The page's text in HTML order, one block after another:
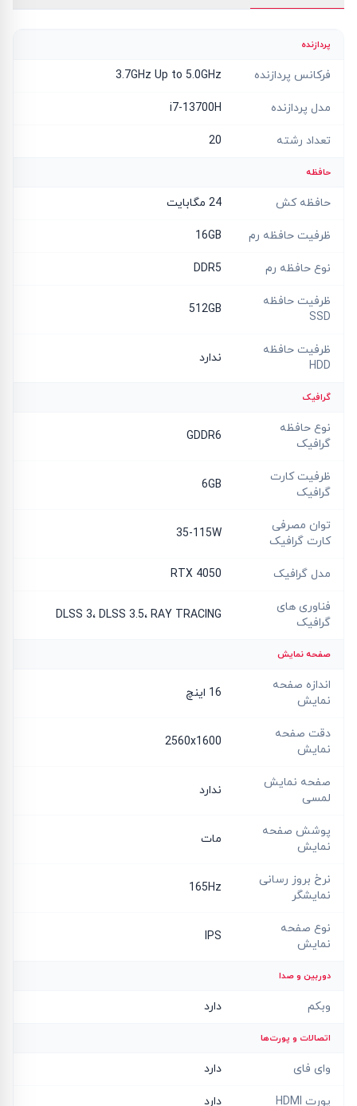
پردازنده
فرکانس پردازنده 3.7GHz Up to 5.0GHz
مدل پردازنده i7-13700H
تعداد رشته 20
حافظه
حافظه کش 24 مگابایت
ظرفیت حافظه رم 16GB
نوع حافظه رم DDR5
ظرفیت حافظه
SSD
512GB
ظرفیت حافظه
HDD
ندارد
گرافیک
نوع حافظه
گرافیک
GDDR6
ظرفیت کارت
گرافیک
6GB
توان مصرفی
کارت گرافیک
35-115W
مدل گرافیک RTX 4050
فناوری های
گرافیک
DLSS 3، DLSS 3.5، RAY TRACING
صفحه نمایش
اندازه صفحه
نمایش
16 اینچ
دقت صفحه
نمایش
2560x1600
صفحه نمایش
لمسی
ندارد
پوشش صفحه
نمایش
مات
نرخ بروز رسانی
نمایشگر
165Hz
نوع صفحه
نمایش
IPS
دوربین و صدا
وبکم دارد
اتصالات و پورت‌ها
وای فای دارد
پورت HDMI دارد